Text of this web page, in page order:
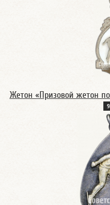
Жетон «Призовой жетон